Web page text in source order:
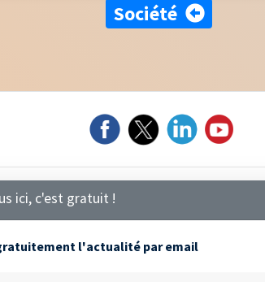
Société
ici, c'est gratuit !
l'actualité par email